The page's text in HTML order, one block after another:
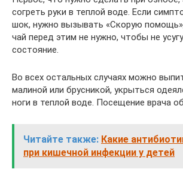
согреть руки в теплой воде. Если
шок, нужно вызывать «Скорую
чай перед этим не нужно, чтобы не
состояние.
Во всех остальных случаях можно
малиной или брусникой, укрыться
ноги в теплой воде. Посещение врача
Читайте также: Какие
при кишечной инфекции у детей